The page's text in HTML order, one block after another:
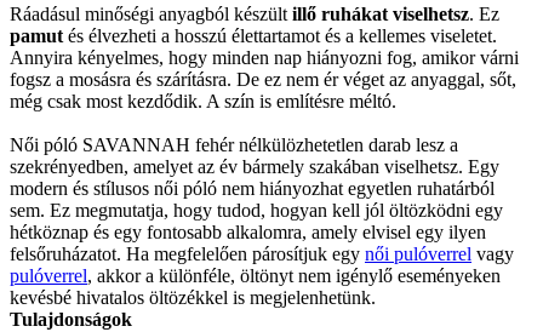
Ráadásul minőségi anyagból készült illő ruhákat viselhetsz. Ez
pamut és élvezheti a hosszú élettartamot és a kellemes viseletet.
Annyira kényelmes, hogy minden nap hiányozni fog, amikor várni
fogsz a mosásra és szárításra. De ez nem ér véget az anyaggal, sőt,
még csak most kezdődik. A szín is említésre méltó.
Női póló SAVANNAH fehér nélkülözhetetlen darab lesz a
szekrényedben, amelyet az év bármely szakában viselhetsz. Egy
modern és stílusos női póló nem hiányozhat egyetlen ruhatárból
sem. Ez megmutatja, hogy tudod, hogyan kell jól öltözködni egy
hétköznap és egy fontosabb alkalomra, amely elvisel egy ilyen
felsőruházatot. Ha megfelelően párosítjuk egy női pulóverrel vagy
pulóverrel, akkor a különféle, öltönyt nem igénylő eseményeken
kevésbé hivatalos öltözékkel is megjelenhetünk.
Tulajdonságok